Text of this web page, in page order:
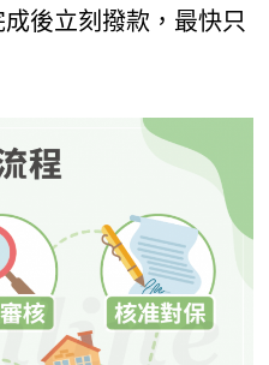
後立刻撥款，最快只